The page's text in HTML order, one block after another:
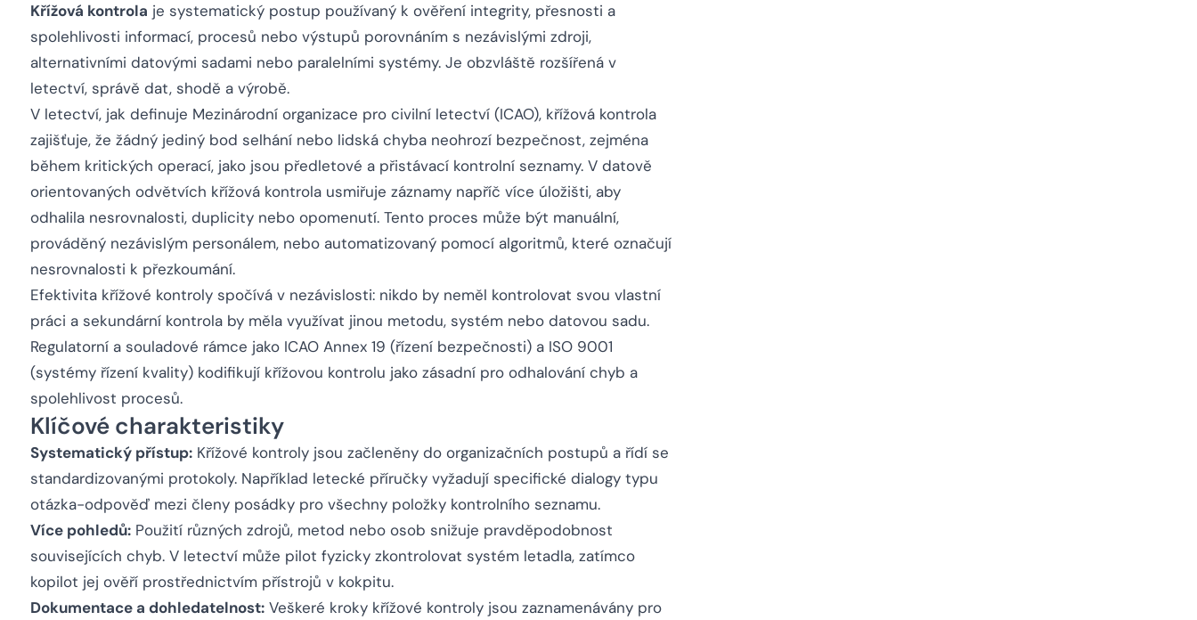
Křížová kontrola je systematický postup používaný k ověření integrity, přesnosti a
spolehlivosti informací, procesů nebo výstupů porovnáním s nezávislými zdroji,
alternativními datovými sadami nebo paralelními systémy. Je obzvláště rozšířená v
letectví, správě dat, shodě a výrobě.
V letectví, jak definuje Mezinárodní organizace pro civilní letectví (ICAO), křížová kontrola
zajišťuje, že žádný jediný bod selhání nebo lidská chyba neohrozí bezpečnost, zejména
během kritických operací, jako jsou předletové a přistávací kontrolní seznamy. V datově
orientovaných odvětvích křížová kontrola usmiřuje záznamy napříč více úložišti, aby
odhalila nesrovnalosti, duplicity nebo opomenutí. Tento proces může být manuální,
prováděný nezávislým personálem, nebo automatizovaný pomocí algoritmů, které označují
nesrovnalosti k přezkoumání.
Efektivita křížové kontroly spočívá v nezávislosti: nikdo by neměl kontrolovat svou vlastní
práci a sekundární kontrola by měla využívat jinou metodu, systém nebo datovou sadu.
Regulatorní a souladové rámce jako ICAO Annex 19 (řízení bezpečnosti) a ISO 9001
(systémy řízení kvality) kodifikují křížovou kontrolu jako zásadní pro odhalování chyb a
spolehlivost procesů.
Klíčové charakteristiky
Systematický přístup: Křížové kontroly jsou začleněny do organizačních postupů a řídí se
standardizovanými protokoly. Například letecké příručky vyžadují specifické dialogy typu
otázka-odpověď mezi členy posádky pro všechny položky kontrolního seznamu.
Více pohledů: Použití různých zdrojů, metod nebo osob snižuje pravděpodobnost
souvisejících chyb. V letectví může pilot fyzicky zkontrolovat systém letadla, zatímco
kopilot jej ověří prostřednictvím přístrojů v kokpitu.
Dokumentace a dohledatelnost: Veškeré kroky křížové kontroly jsou zaznamenávány pro